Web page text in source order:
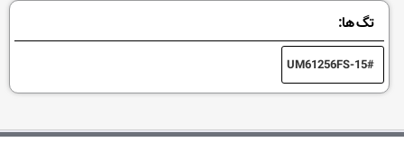
تگ ها:
UM61256FS-15